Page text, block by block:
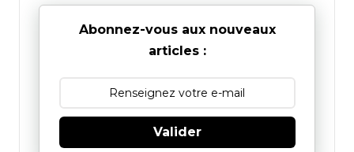
Abonnez-vous aux nouveaux
articles :
Valider